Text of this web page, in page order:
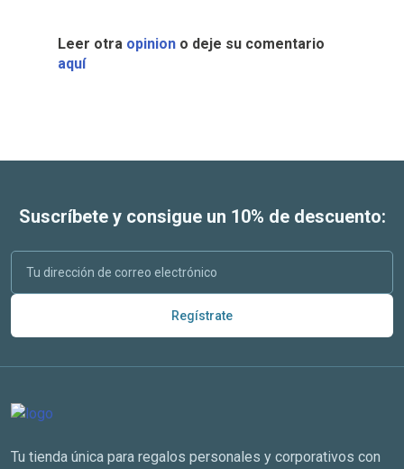
Leer otra opiniono deje su comentario
aquí
Suscríbete y consigue un 10% de descuento:
Regístrate
Tu tienda única para regalos personales y corporativos con